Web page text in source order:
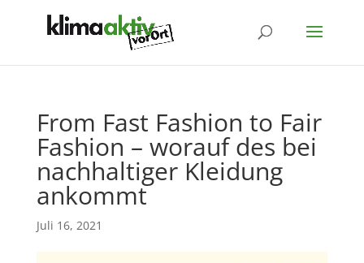
From Fast Fashion to Fair
Fashion – worauf des bei
nachhaltiger Kleidung
ankommt
Juli 16, 2021